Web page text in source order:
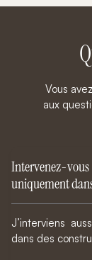
Vous
aux
Intervenez-
uniquement
J’interviens
dans des